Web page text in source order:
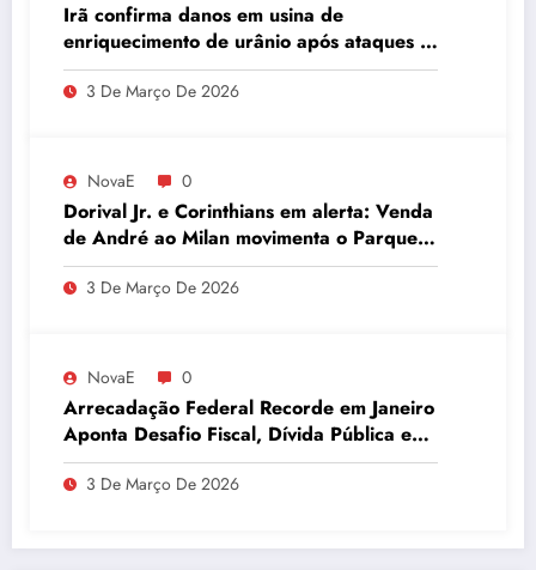
Irã confirma danos em usina de
enriquecimento de urânio após ataques e
embaixador evita detalhes sobre
quantidade de urânio enriquecido
3 De Março De 2026
NovaE 0
Dorival Jr. e Corinthians em alerta: Venda
de André ao Milan movimenta o Parque
São Jorge
3 De Março De 2026
NovaE 0
Arrecadação Federal Recorde em Janeiro
Aponta Desafio Fiscal, Dívida Pública e
Inadimplência no Agro
3 De Março De 2026